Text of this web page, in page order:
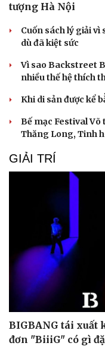
tượng Hà Nội
Cuốn sách lý giải
dù đã kiệt sức
Vì sao Backstreet
nhiều thế hệ thích
Khi di sản được kể
Bế mạc Festival Võ
Thăng Long, Tinh
GIẢI TRÍ
BIGBANG tái xuất
đơn "BiiiG" có gì